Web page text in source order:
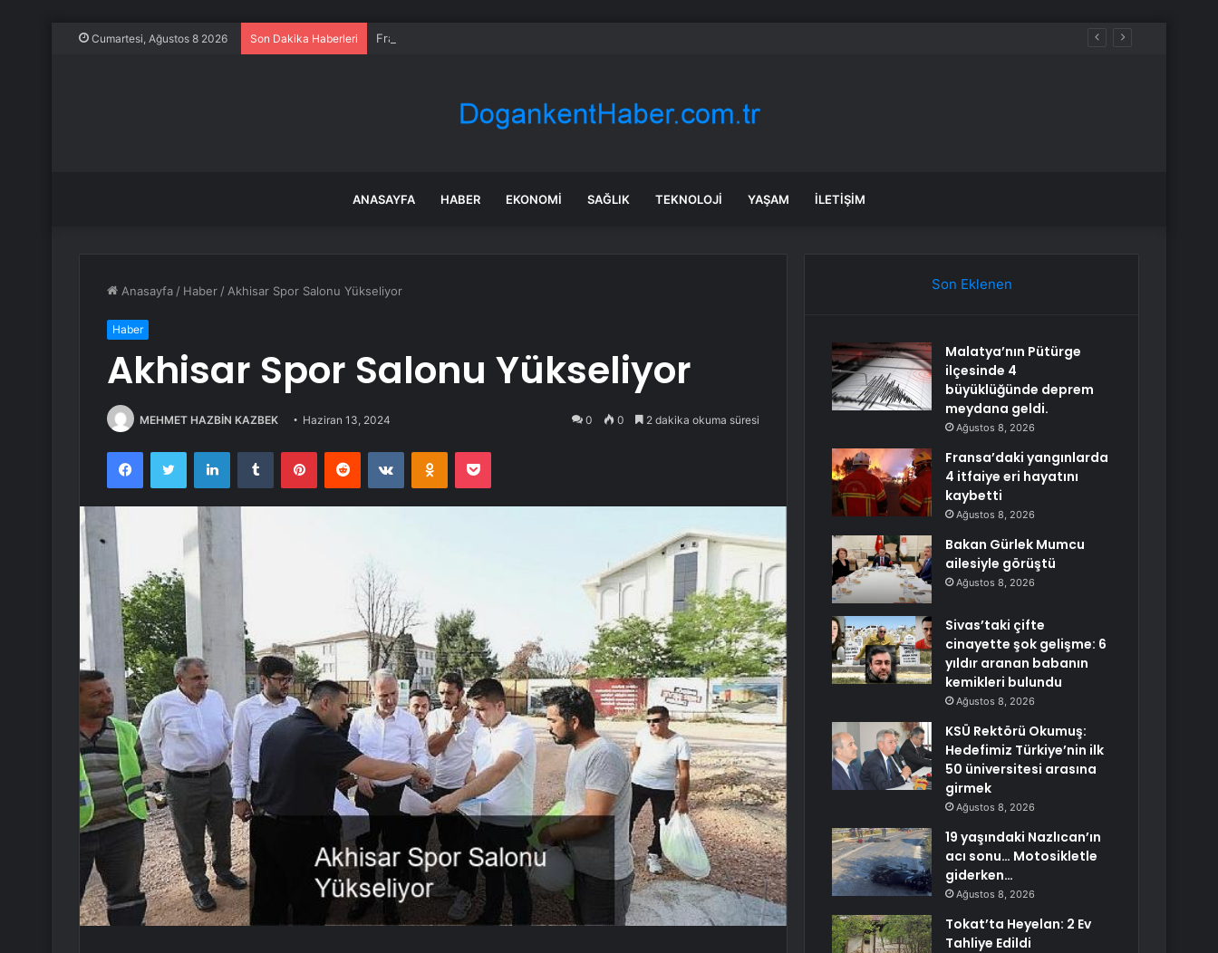
Cumartesi, Ağustos 8 2026 Son Dakika Haberleri Fransa’daki yangınlarda 4 itfaiye eri hayatını kaybetti
ANASAYFA HABER EKONOMI SAĞLIK TEKNOLOJI YAŞAM İLETIŞIM
Anasayfa / Haber / Akhisar Spor Salonu Yükseliyor
Haber
Akhisar Spor Salonu Yükseliyor
MEHMET HAZBİN KAZBEK Haziran 13, 2024 0 0 2 dakika okuma süresi
FacebookTwitter LinkedInTumblr PinterestReddit VKontakteOdnoklassniki
Pocket
Son Eklenen
Malatya’nın Pütürge
ilçesinde 4
büyüklüğünde deprem
meydana geldi.
Ağustos 8, 2026
Fransa’daki yangınlarda
4 itfaiye eri hayatını
kaybetti
Ağustos 8, 2026
Bakan Gürlek Mumcu
ailesiyle görüştü
Ağustos 8, 2026
Sivas’taki çifte
cinayette şok gelişme: 6
yıldır aranan babanın
kemikleri bulundu
Ağustos 8, 2026
KSÜ Rektörü Okumuş:
Hedefimiz Türkiye’nin ilk
50 üniversitesi arasına
girmek
Ağustos 8, 2026
19 yaşındaki Nazlıcan’ın
acı sonu… Motosikletle
giderken…
Ağustos 8, 2026
Tokat’ta Heyelan: 2 Ev
Tahliye Edildi